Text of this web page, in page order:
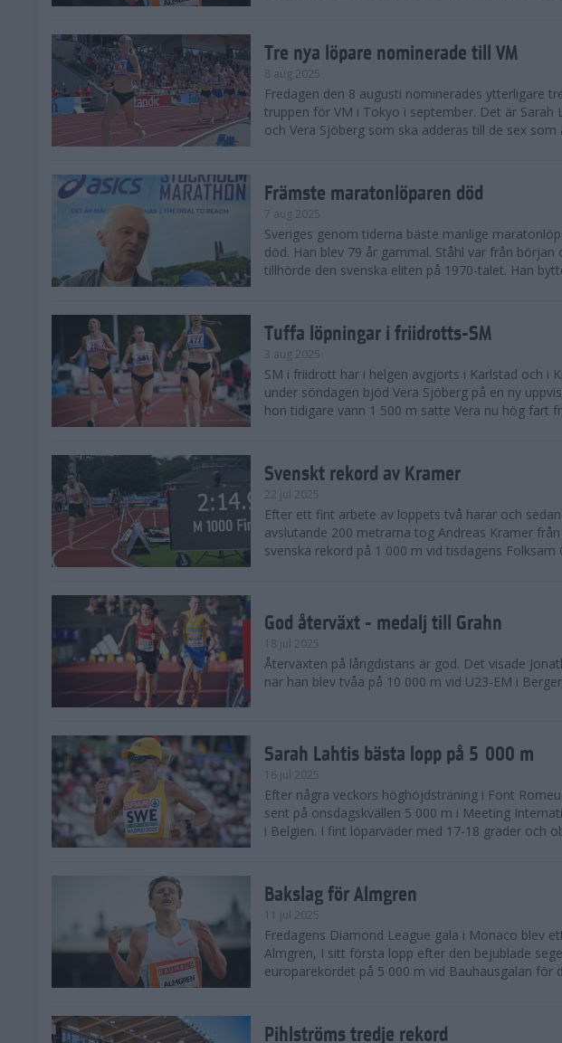
Tre nya löpare nominerade till VM
8 aug 2025
Fredagen den 8 augusti nominerades ytterligare
truppen för VM i Tokyo i september. Det är Sarah
och Vera Sjöberg som ska adderas till de sex som
Främste maratonlöparen död
7 aug 2025
Sveriges genom tiderna bäste manlige
död. Han blev 79 år gammal. Ståhl var från början
tillhörde den svenska eliten på 1970-talet. Han
Tuffa löpningar i friidrotts-SM
3 aug 2025
SM i friidrott har i helgen avgjorts i Karlstad och i
under söndagen bjöd Vera Sjöberg på en ny
hon tidigare vann 1 500 m satte Vera nu hög fart
Svenskt rekord av Kramer
22 jul 2025
Efter ett fint arbete av loppets två harar och
avslutande 200 metrarna tog Andreas Kramer
svenska rekord på 1 000 m vid tisdagens Folksam
God återväxt - medalj till Grahn
18 jul 2025
Återväxten på långdistans är god. Det visade
när han blev tvåa på 10 000 m vid U23-EM i
Sarah Lahtis bästa lopp på 5 000 m
16 jul 2025
Efter några veckors höghöjdsträning i Font
sent på onsdagskvällen 5 000 m i Meeting
i Belgien. I fint löparväder med 17-18 grader och
Bakslag för Almgren
11 jul 2025
Fredagens Diamond League gala i Monaco blev
Almgren, I sitt första lopp efter den bejublade
europarekordet på 5 000 m vid Bauhausgalan för
Pihlströms tredje rekord